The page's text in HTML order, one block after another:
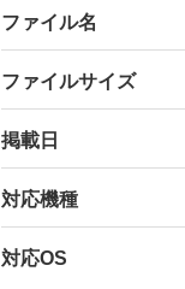
ファイル名
ファイルサイズ
掲載日
対応機種
対応OS